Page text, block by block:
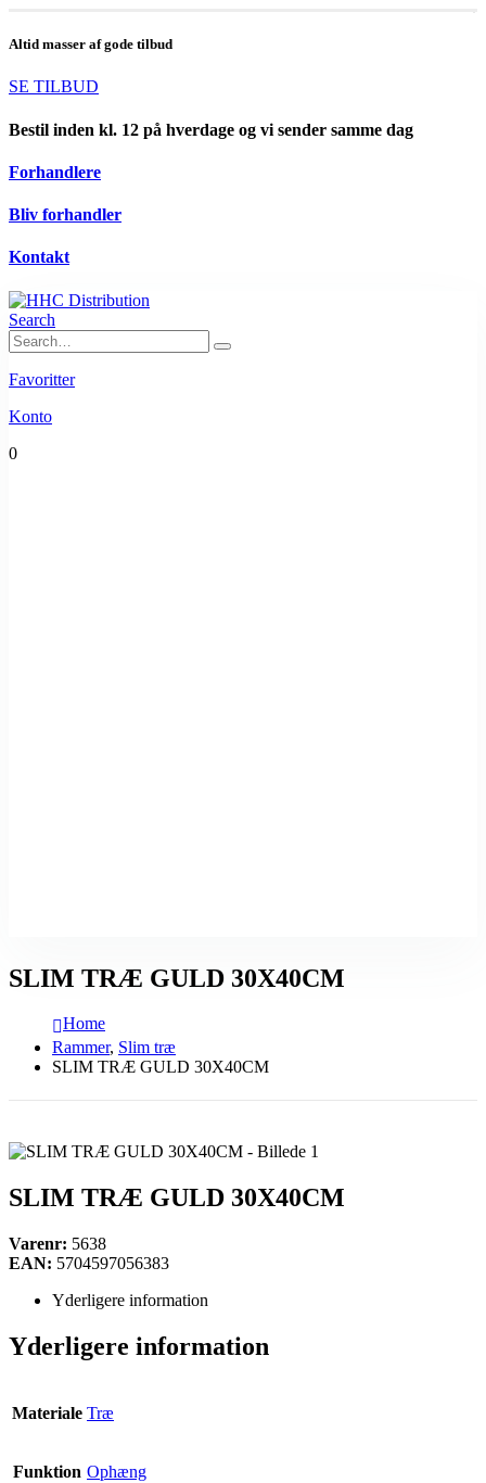
Altid masser af gode tilbud
SE TILBUD
Bestil inden kl. 12 på hverdage og vi sender samme dag
Forhandlere
Bliv forhandler
Kontakt
Search
Favoritter
Konto
0
SLIM TRÆ GULD 30X40CM
Home
Rammer, Slim træ
SLIM TRÆ GULD 30X40CM
SLIM TRÆ GULD 30X40CM
Varenr: 5638
EAN: 5704597056383
Yderligere information
Yderligere information
Materiale Træ
Funktion Ophæng